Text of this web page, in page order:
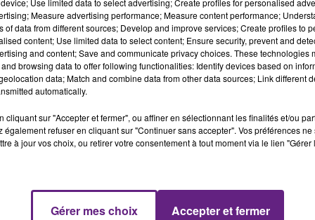
7 derniers jours autour de 275/100 000 en population
Le taux de positivité des tests, de l’ordre de 9% comme
toujours active de la COVID-19 sur le territoire.
Franche-Comté n’est cependant pas confrontée à un
Régionale de Santé salue les efforts de l’ensemble de la
La situation épidémique demeurant très
du virus.
sur les hôpitaux de la région dont les équipes font face
(plus de 1 800 personnes hospitalisées pour des
en moyenne près de 10 entrées par jour dans les
en établissements de santé (2 812 la semaine
Use limited data to select advertising; Create profiles for personalised
Measure advertising performance; Measure content performance;
of data from different sources; Develop and improve services; Create profiles to
content; Use limited data to select content; Ensure security, prevent and
and content; Save and communicate privacy choices. These technologies
browsing data to offer following functionalities: Identify devices based on
data; Match and combine data from other data sources; Link different
automatically.
cliquant sur "Accepter et fermer", ou affiner en sélectionnant les finalités et/ou
également refuser en cliquant sur "Continuer sans accepter". Vos préférences
à jour vos choix, ou retirer votre consentement à tout moment via le lien
Gérer mes choix Accepter et fermer